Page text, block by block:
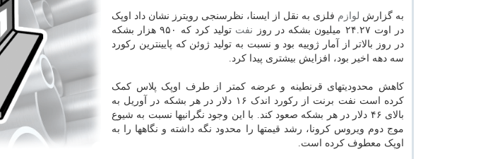
به گزارش لوازم فلزی به نقل از ایسنا، نظرسنجی رویترز نشان داد اوپک
در اوت ۲۴.۲۷ میلیون بشکه در روز
نفت
تولید کرد که ۹۵۰ هزار بشکه
در روز بالاتر از آمار ژوییه بود و نسبت به تولید ژوئن که پایینترین رکورد
سه دهه اخیر بود، افزایش بیشتری پیدا کرد.
کاهش محدودیتهای قرنطینه و عرضه کمتر از طرف اوپک پلاس کمک
کرده است نفت برنت از رکورد اندک ۱۶ دلار در هر بشکه در آوریل به
بالای ۴۶ دلار در هر بشکه صعود کند. با این وجود نگرانیها نسبت به شیوع
موج دوم ویروس کرونا، رشد قیمتها را محدود نگه داشته و نگاهها را به
اوپک معطوف کرده است.